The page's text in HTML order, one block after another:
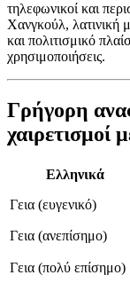
τηλεφωνικοί και
Χανγκούλ, λατινική
και πολιτισμικό
χρησιμοποιήσεις.
Γρήγορη
χαιρετισμοί
Ελληνικά
Γεια (ευγενικό)
Γεια (ανεπίσημο)
Γεια (πολύ επίσημο)